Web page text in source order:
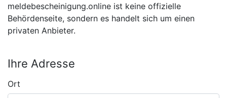
meldebescheinigung.online ist keine offizielle
Behördenseite, sondern es handelt sich um einen
privaten Anbieter.
Ihre Adresse
Ort